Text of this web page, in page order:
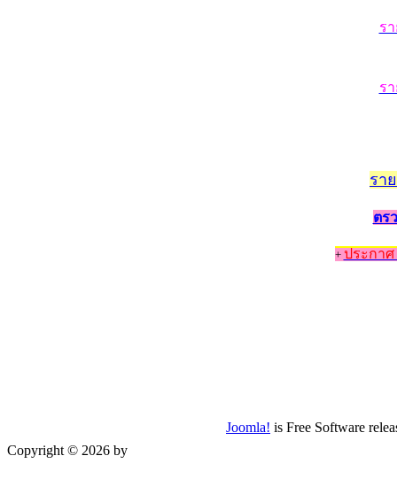
ร
ร
รา
ตร
+ ประกา
Joomla! is Free Software
Copyright © 2026 by